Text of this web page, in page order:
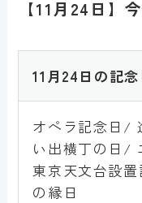
【11月24日】
11月24日の記
オペラ記念日/
い出横丁の日/
東京天文台設
の縁日